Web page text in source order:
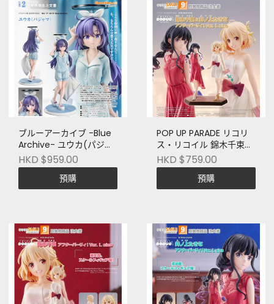
ブルーアーカイブ -Blue
Archive- ユウカ(パジャ
マ)
HKD $959.00
預購
POP UP PARADE リコリ
ス・リコイル 錦木千束&
井ノ上たきな アフターパ
ーリィ!Ver. L size
HKD $759.00
預購